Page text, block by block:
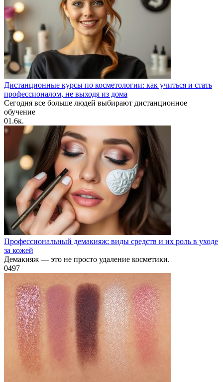
Дистанционные курсы по косметологии: как учиться и стать
профессионалом, не выходя из дома
Сегодня все больше людей выбирают дистанционное
обучение
01.6к.
Профессиональный демакияж: виды средств и их роль в уходе
за кожей
Демакияж — это не просто удаление косметики.
0497